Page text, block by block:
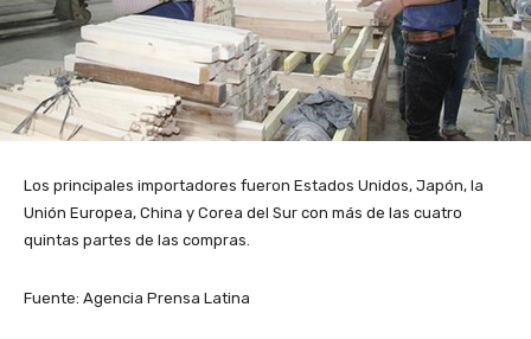
Los principales importadores fueron Estados Unidos, Japón, la
Unión Europea, China y Corea del Sur con más de las cuatro
quintas partes de las compras.
Fuente: Agencia Prensa Latina